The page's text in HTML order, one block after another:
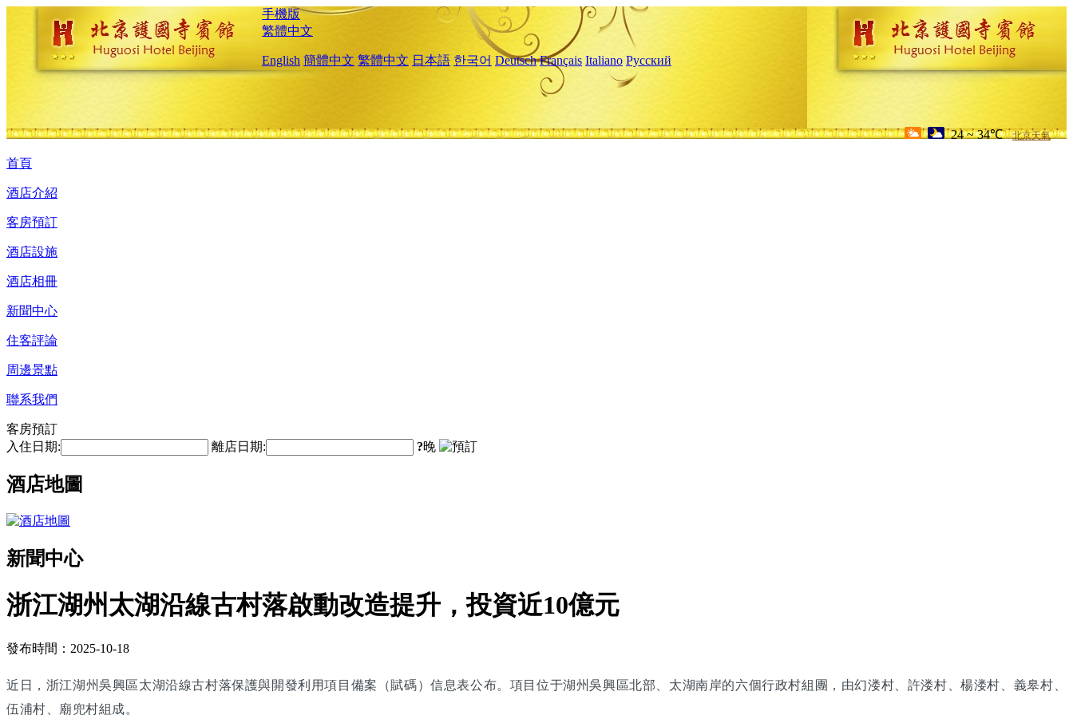
手機版
繁體中文
English 簡體中文 繁體中文 日本語 한국어 Deutsch Français Italiano Русский
24 ~ 34℃ 北京天氣
首頁
酒店介紹
客房預訂
酒店設施
酒店相冊
新聞中心
住客評論
周邊景點
聯系我們
客房預訂
入住日期:
離店日期: ?晚
酒店地圖
新聞中心
浙江湖州太湖沿線古村落啟動改造提升，投資近10億元
發布時間：2025-10-18
近日，浙江湖州吳興區太湖沿線古村落保護與開發利用項目備案（賦碼）信息表公布。項目位于湖州吳興區北部、太湖南岸的六個行政村組團，由幻溇村、許溇村、楊溇村、義皋村、
伍浦村、廟兜村組成。